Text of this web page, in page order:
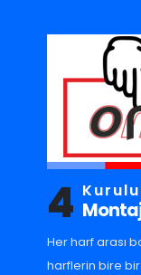
4
Her harf arası
harflerin bire